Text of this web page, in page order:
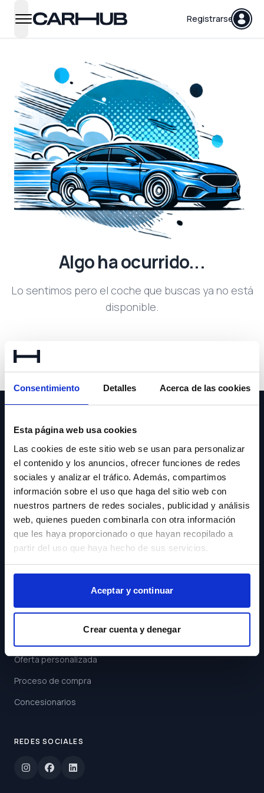
Consentimiento Detalles Acerca de las cookies
Esta página web usa cookies
Las cookies de este sitio web se usan para personalizar
el contenido y los anuncios, ofrecer funciones de redes
sociales y analizar el tráfico. Además, compartimos
información sobre el uso que haga del sitio web con
nuestros partners de redes sociales, publicidad y análisis
web, quienes pueden combinarla con otra información
que les haya proporcionado o que hayan recopilado a
partir del uso que haya hecho de sus servicios.
Aceptar y continuar
Crear cuenta y denegar
open navigation menu
Carhub Registrarse
Algo ha ocurrido...
Lo sentimos pero el coche que buscas ya no está
disponible.
NEWSLETTER
Suscríbete y recibe las últimas novedades y ofertas.
Acepto los
Términos y
Condiciones
Suscribirse
ENLACES
Oferta personalizada
Proceso de compra
Concesionarios
REDES SOCIALES